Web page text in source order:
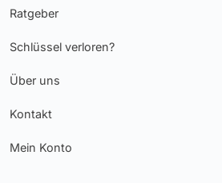
Ratgeber
Schlüssel verloren?
Über uns
Kontakt
Mein Konto